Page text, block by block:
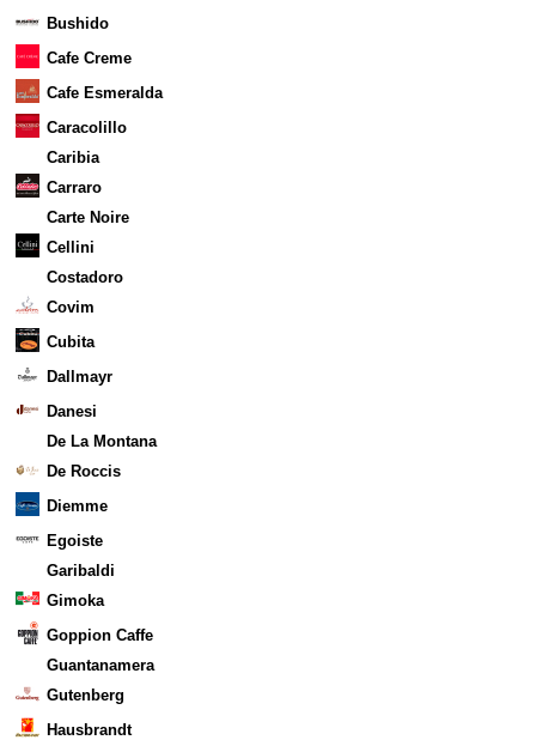
Bushido
Cafe Creme
Cafe Esmeralda
Caracolillo
Caribia
Carraro
Carte Noire
Cellini
Costadoro
Covim
Cubita
Dallmayr
Danesi
De La Montana
De Roccis
Diemme
Egoiste
Garibaldi
Gimoka
Goppion Caffe
Guantanamera
Gutenberg
Hausbrandt